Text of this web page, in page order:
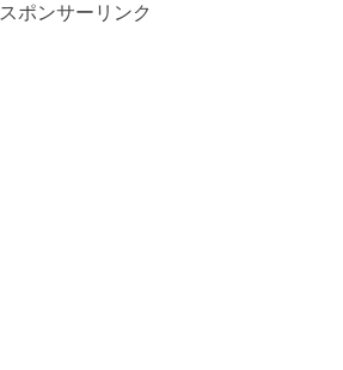
スポンサーリンク